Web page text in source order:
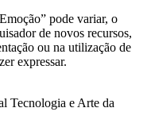
pode variar, o
de novos recursos,
ou na utilização de
expressar.
Tecnologia e Arte da